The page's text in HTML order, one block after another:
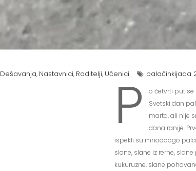
Dešavanja, Nastavnici, Roditelji, Učenici palačinkijada
P
o četvrti put se
Svetski dan
marta, ali nije
dana ranije.
ispekli su mnoooogo
slane, slane iz rerne,
kukuruzne, slane